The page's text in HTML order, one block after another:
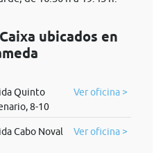
ubicados en
Quinto
8-10
Ver oficina >
Cabo Noval Ver oficina >